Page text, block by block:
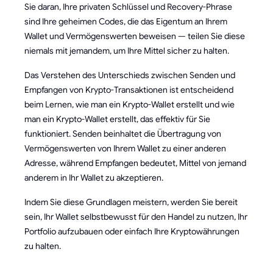
Sie daran, Ihre privaten Schlüssel und Recovery-Phrase
sind Ihre geheimen Codes, die das Eigentum an Ihrem
Wallet und Vermögenswerten beweisen — teilen Sie diese
niemals mit jemandem, um Ihre Mittel sicher zu halten.
Das Verstehen des Unterschieds zwischen Senden und
Empfangen von Krypto-Transaktionen ist entscheidend
beim Lernen, wie man ein Krypto-Wallet erstellt und wie
man ein Krypto-Wallet erstellt, das effektiv für Sie
funktioniert. Senden beinhaltet die Übertragung von
Vermögenswerten von Ihrem Wallet zu einer anderen
Adresse, während Empfangen bedeutet, Mittel von jemand
anderem in Ihr Wallet zu akzeptieren.
Indem Sie diese Grundlagen meistern, werden Sie bereit
sein, Ihr Wallet selbstbewusst für den Handel zu nutzen, Ihr
Portfolio aufzubauen oder einfach Ihre Kryptowährungen
zu halten.